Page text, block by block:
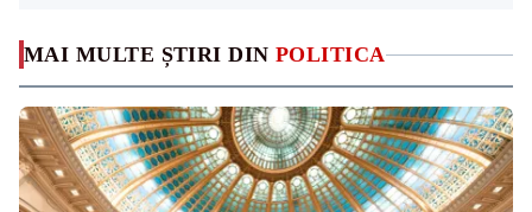
MAI MULTE ȘTIRI DIN POLITICA